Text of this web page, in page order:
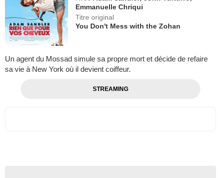
Emmanuelle Chriqui
Titre original
You Don't Mess with the Zohan
Un agent du Mossad simule sa propre mort et décide de refaire
sa vie à New York où il devient coiffeur.
STREAMING